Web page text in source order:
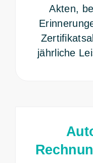
Akten,
jährliche